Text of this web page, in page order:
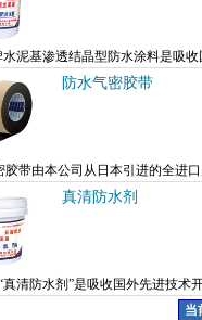
水泥基渗透结晶型防水涂料是吸
一百的相溶，是一种专门应用于
防水气密胶带
胶带由本公司从日本引进的全进
水效果。防水气密胶带能有效解
真清防水剂
真清防水剂”是吸收国外先进技
当